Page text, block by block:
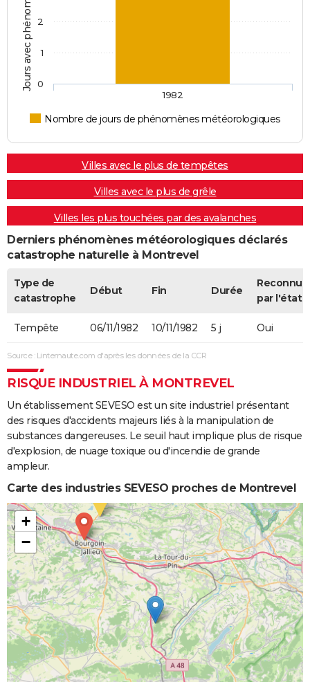
Nombre de jours de phénomènes météorologiques
1982
0
1
2
Villes avec le plus de tempêtes
Villes avec le plus de grêle
Villes les plus touchées par des avalanches
Derniers phénomènes météorologiques déclarés
catastrophe naturelle à Montrevel
Type de
catastrophe
Début Fin Durée
Reconnue
par l'état
Tempête 06/11/1982 10/11/1982 5 j Oui
Source : Linternaute.com d'après les données de la CCR
RISQUE INDUSTRIEL À MONTREVEL
Un établissement SEVESO est un site industriel présentant
des risques d'accidents majeurs liés à la manipulation de
substances dangereuses. Le seuil haut implique plus de risque
d'explosion, de nuage toxique ou d'incendie de grande
ampleur.
Carte des industries SEVESO proches de Montrevel
+
−